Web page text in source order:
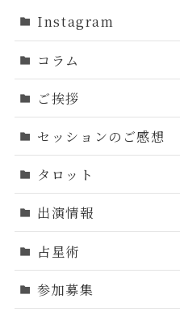
Instagram
コラム
ご挨拶
セッションのご感想
タロット
出演情報
占星術
参加募集